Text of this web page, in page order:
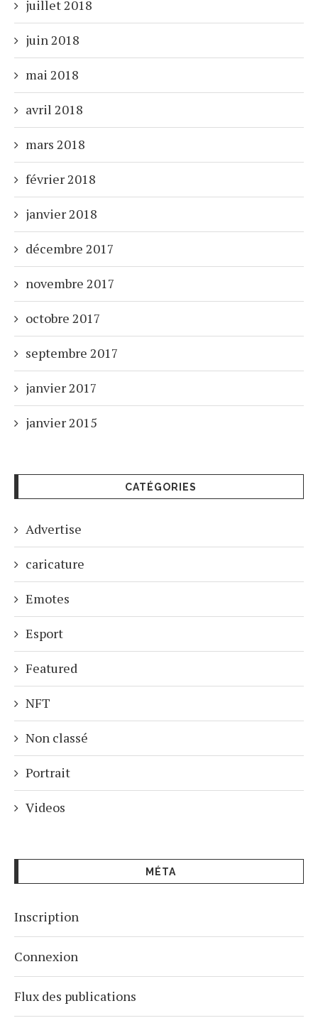
juillet 2018
juin 2018
mai 2018
avril 2018
mars 2018
février 2018
janvier 2018
décembre 2017
novembre 2017
octobre 2017
septembre 2017
janvier 2017
janvier 2015
CATÉGORIES
Advertise
caricature
Emotes
Esport
Featured
NFT
Non classé
Portrait
Videos
MÉTA
Inscription
Connexion
Flux des publications